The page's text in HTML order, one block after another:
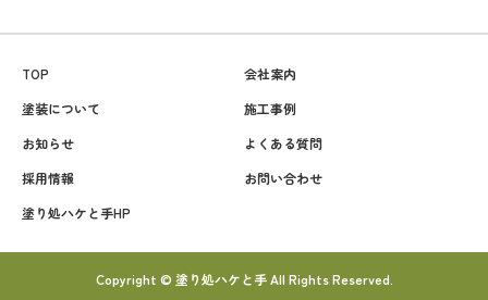
TOP
会社案内
塗装について
施工事例
お知らせ
よくある質問
採用情報
お問い合わせ
塗り処ハケと手HP
Copyright © 塗り処ハケと手 All Rights Reserved.